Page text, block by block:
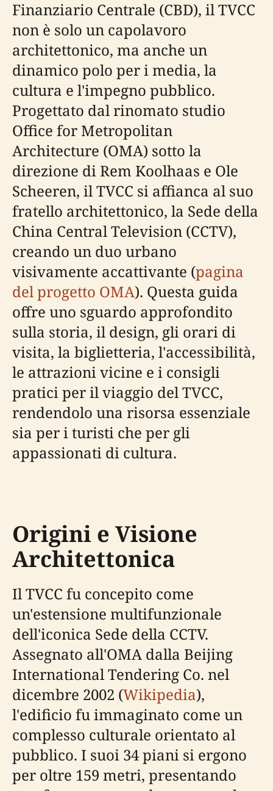
Finanziario Centrale (CBD), il TVCC
non è solo un capolavoro
architettonico, ma anche un
dinamico polo per i media, la
cultura e l'impegno pubblico.
Progettato dal rinomato studio
Office for Metropolitan
Architecture (OMA) sotto la
direzione di Rem Koolhaas e Ole
Scheeren, il TVCC si affianca al suo
fratello architettonico, la Sede della
China Central Television (CCTV),
creando un duo urbano
visivamente accattivante (pagina
del progetto OMA). Questa guida
offre uno sguardo approfondito
sulla storia, il design, gli orari di
visita, la biglietteria, l'accessibilità,
le attrazioni vicine e i consigli
pratici per il viaggio del TVCC,
rendendolo una risorsa essenziale
sia per i turisti che per gli
appassionati di cultura.
Origini e Visione
Architettonica
Il TVCC fu concepito come
un'estensione multifunzionale
dell'iconica Sede della CCTV.
Assegnato all'OMA dalla Beijing
International Tendering Co. nel
dicembre 2002 (Wikipedia),
l'edificio fu immaginato come un
complesso culturale orientato al
pubblico. I suoi 34 piani si ergono
per oltre 159 metri, presentando